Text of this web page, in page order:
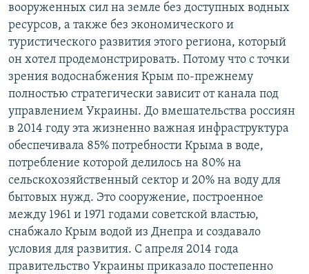
вооруженных сил на земле без доступных водных
ресурсов, а также без экономического и
туристического развития этого региона, который
он хотел продемонстрировать. Потому что с точки
зрения водоснабжения Крым по-прежнему
полностью стратегически зависит от канала под
управлением Украины. До вмешательства россиян
в 2014 году эта жизненно важная инфраструктура
обеспечивала 85% потребности Крыма в воде,
потребление которой делилось на 80% на
сельскохозяйственный сектор и 20% на воду для
бытовых нужд. Это сооружение, построенное
между 1961 и 1971 годами советской властью,
снабжало Крым водой из Днепра и создавало
условия для развития. С апреля 2014 года
правительство Украины приказало постепенно